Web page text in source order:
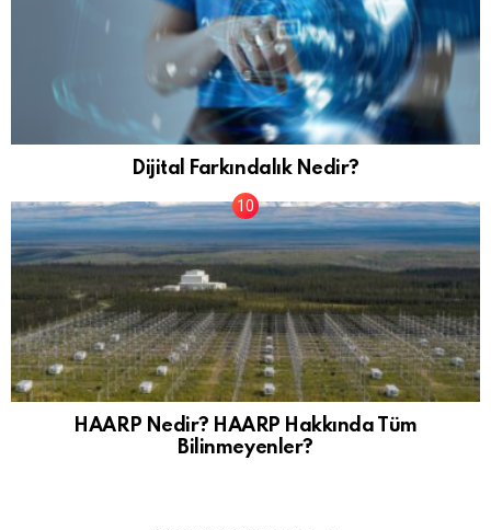
Dijital Farkındalık Nedir?
HAARP Nedir? HAARP Hakkında Tüm
Bilinmeyenler?